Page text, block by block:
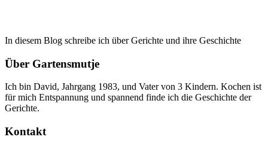
In diesem Blog schreibe ich über Gerichte und ihre Geschichte
Über Gartensmutje
Ich bin David, Jahrgang 1983, und Vater von 3 Kindern. Kochen ist
für mich Entspannung und spannend finde ich die Geschichte der
Gerichte.
Kontakt